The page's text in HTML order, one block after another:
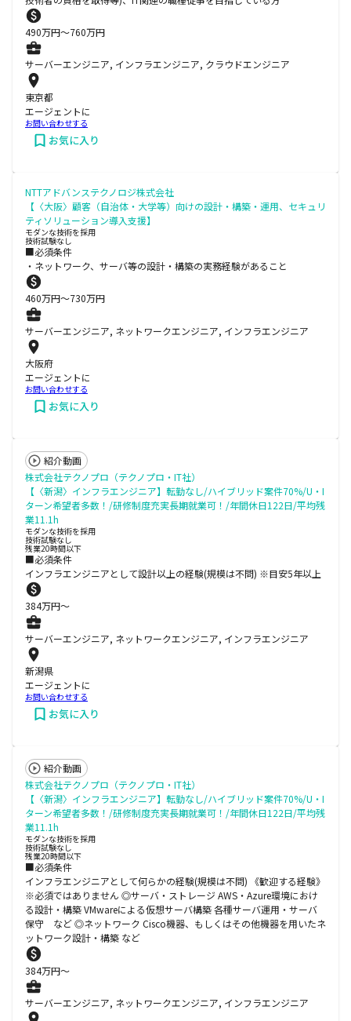
490万円〜760万円
サーバーエンジニア, インフラエンジニア, クラウドエンジニア
東京都
エージェントに
お問い合わせする
お気に入り
NTTアドバンステクノロジ株式会社
【〈大阪〉顧客（自治体・大学等）向けの設計・構築・運用、セキュリ
ティソリューション導入支援】
モダンな技術を採用
技術試験なし
■必須条件
・ネットワーク、サーバ等の設計・構築の実務経験があること
460万円〜730万円
サーバーエンジニア, ネットワークエンジニア, インフラエンジニア
大阪府
エージェントに
お問い合わせする
お気に入り
紹介動画
株式会社テクノプロ（テクノプロ・IT社）
【〈新潟〉インフラエンジニア】転勤なし/ハイブリッド案件70%/U・I
ターン希望者多数！/研修制度充実長期就業可！/年間休日122日/平均残
業11.1h
モダンな技術を採用
技術試験なし
残業20時間以下
■必須条件
インフラエンジニアとして設計以上の経験(規模は不問) ※目安5年以上
384万円〜
サーバーエンジニア, ネットワークエンジニア, インフラエンジニア
新潟県
エージェントに
お問い合わせする
お気に入り
紹介動画
株式会社テクノプロ（テクノプロ・IT社）
【〈新潟〉インフラエンジニア】転勤なし/ハイブリッド案件70%/U・I
ターン希望者多数！/研修制度充実長期就業可！/年間休日122日/平均残
業11.1h
モダンな技術を採用
技術試験なし
残業20時間以下
■必須条件
インフラエンジニアとして何らかの経験(規模は不問) 《歓迎する経験》
※必須ではありません ◎サーバ・ストレージ AWS・Azure環境におけ
る設計・構築 VMwareによる仮想サーバ構築 各種サーバ運用・サーバ
保守 など ◎ネットワーク Cisco機器、もしくはその他機器を用いたネ
ットワーク設計・構築 など
384万円〜
サーバーエンジニア, ネットワークエンジニア, インフラエンジニア